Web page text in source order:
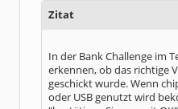
Zitat
In der Bank Challenge im
erkennen, ob das richtige
geschickt wurde. Wenn
oder USB genutzt wird